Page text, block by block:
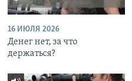
16 ИЮЛЯ 2026
Денег нет, за что
держаться?